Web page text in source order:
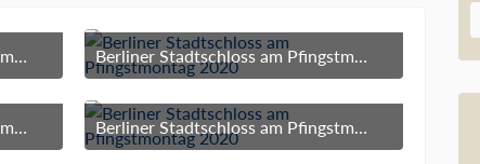
Berliner Stadtschloss am Pfingstmontag 2020 Berliner Stadtschloss am Pfingstmontag 2020
2. Juni 2020 um 09:53
Berliner Stadtschloss am Pfingstmontag 2020 Berliner Stadtschloss am Pfingstmontag 2020
2. Juni 2020 um 09:53